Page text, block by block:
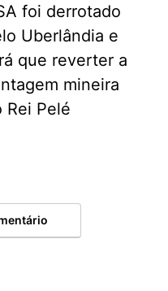
foi derrotado
Uberlândia e
que reverter a
mineira
Rei Pelé